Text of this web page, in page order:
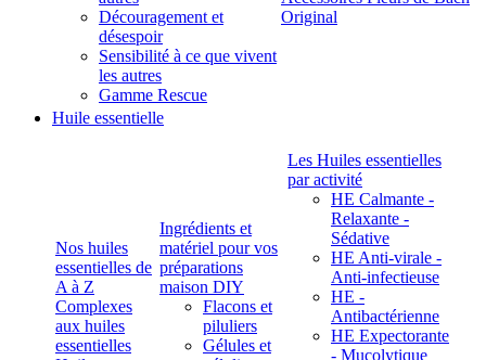
Découragement et
désespoir
Sensibilité à ce que vivent
les autres
Gamme Rescue
Original
Huile essentielle
Nos huiles
essentielles de
A à Z
Complexes
aux huiles
essentielles
Ingrédients et
matériel pour vos
préparations
maison DIY
Flacons et
piluliers
Gélules et
Les Huiles essentielles
par activité
HE Calmante -
Relaxante -
Sédative
HE Anti-virale -
Anti-infectieuse
HE -
Antibactérienne
HE Expectorante
- Mucolytique